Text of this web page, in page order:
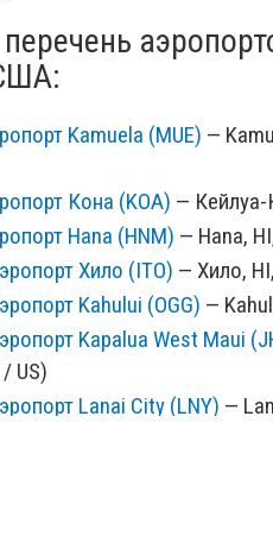
Kamuela (MUE) —
Кона (KOA) —
Hana (HNM) — Hana,
Хило (ITO) — Хило,
Kahului (OGG) —
Kapalua West Maui
US)
Lanai City (LNY) —